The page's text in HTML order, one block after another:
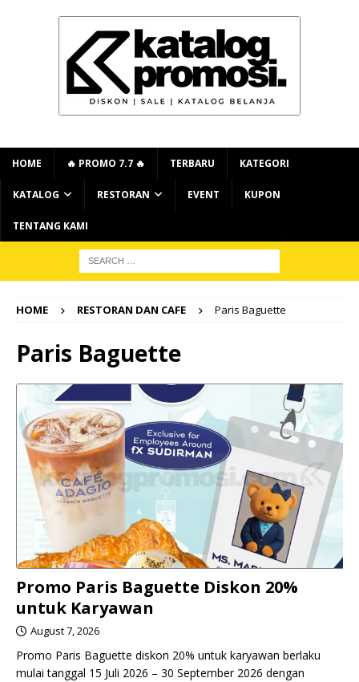
HOME 🔥 PROMO 7.7 🔥 TERBARU KATEGORI
KATALOG RESTORAN EVENT KUPON
TENTANG KAMI
HOME RESTORAN DAN CAFE Paris Baguette
Paris Baguette
Promo Paris Baguette Diskon 20%
untuk Karyawan
August 7, 2026
Promo Paris Baguette diskon 20% untuk karyawan berlaku
mulai tanggal 15 Juli 2026 – 30 September 2026 dengan